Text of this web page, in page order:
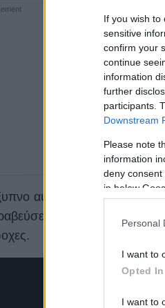
If you wish to
sensitive
confirm your
continue
information
further
participants.
Downstream
Please note
information
deny
in below
Personal
I want to
Opted In
I want to
αυτό animation μας
και ότι οι